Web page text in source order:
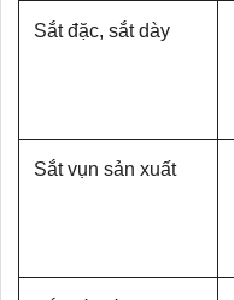
Sắt đặc, sắt dày
Sắt vụn sản xuất